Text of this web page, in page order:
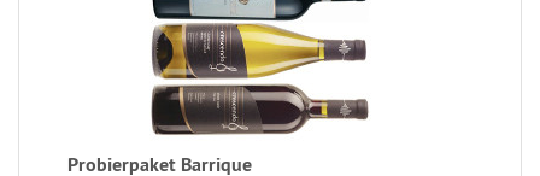
Probierpaket Barrique